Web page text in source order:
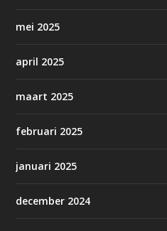
mei 2025
april 2025
maart 2025
februari 2025
januari 2025
december 2024